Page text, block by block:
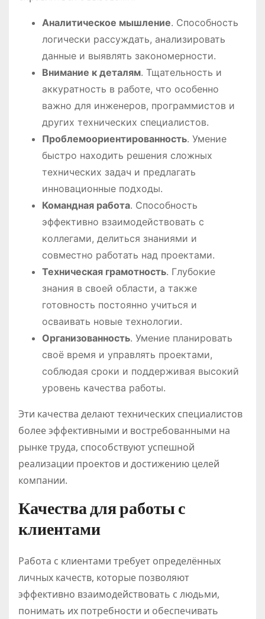
Аналитическое мышление. Способность
логически рассуждать, анализировать
данные и выявлять закономерности.
Внимание к деталям. Тщательность и
аккуратность в работе, что особенно
важно для инженеров, программистов и
других технических специалистов.
Проблемоориентированность. Умение
быстро находить решения сложных
технических задач и предлагать
инновационные подходы.
Командная работа. Способность
эффективно взаимодействовать с
коллегами, делиться знаниями и
совместно работать над проектами.
Техническая грамотность. Глубокие
знания в своей области, а также
готовность постоянно учиться и
осваивать новые технологии.
Организованность. Умение планировать
своё время и управлять проектами,
соблюдая сроки и поддерживая высокий
уровень качества работы.
Эти качества делают технических специалистов
более эффективными и востребованными на
рынке труда, способствуют успешной
реализации проектов и достижению целей
компании.
Качества для работы с
клиентами
Работа с клиентами требует определённых
личных качеств, которые позволяют
эффективно взаимодействовать с людьми,
понимать их потребности и обеспечивать